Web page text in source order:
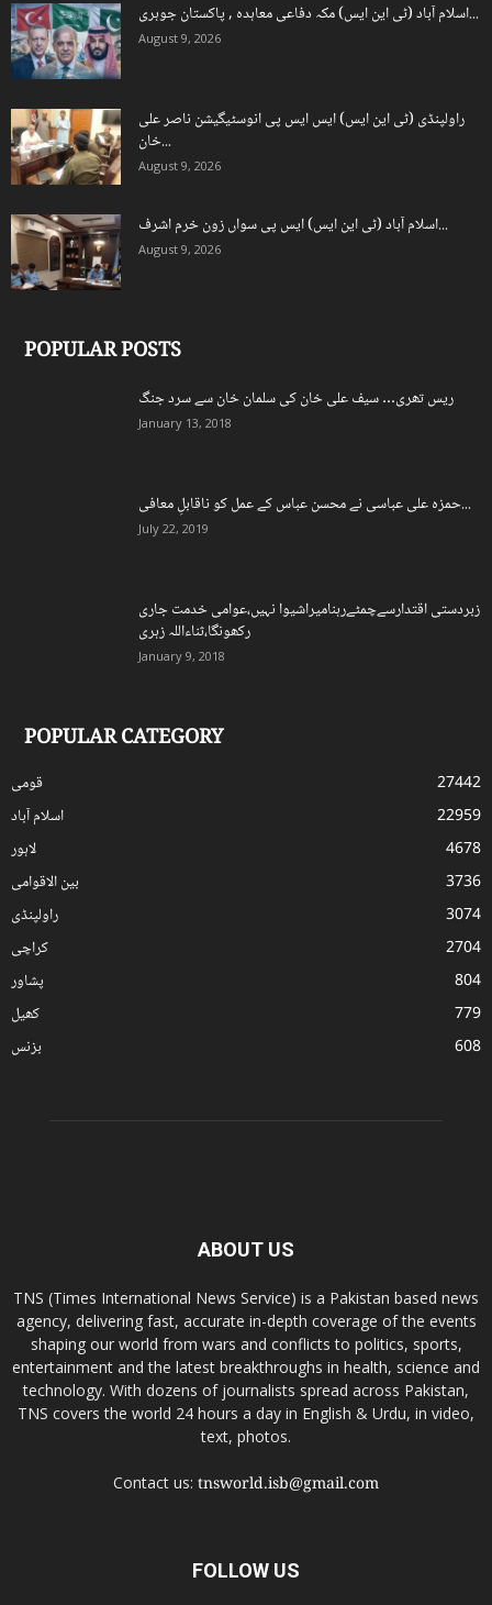
اسلام آباد (ٹی این ایس) مکہ دفاعی معاہدہ , پاکستان جوہری...
August 9, 2026
راولپنڈی (ٹی این ایس) ایس ایس پی انوسٹیگیشن ناصر علی
خان...
August 9, 2026
اسلام آباد (ٹی این ایس) ایس پی سواں زون خرم اشرف...
August 9, 2026
POPULAR POSTS
ریس تھری… سیف علی خان کی سلمان خان سے سرد جنگ
January 13, 2018
حمزہ علی عباسی نے محسن عباس کے عمل کو ناقابلِ معافی...
July 22, 2019
زبردستی اقتدارسےچمٹےرہنامیراشیوا نہیں،عوامی خدمت جاری
رکھونگا،ثناءاللہ زہری
January 9, 2018
POPULAR CATEGORY
قومی
27442
اسلام آباد
22959
لاہور
4678
بین الاقوامی
3736
راولپنڈی
3074
کراچی
2704
پشاور
804
کھیل
779
بزنس
608
ABOUT US
TNS (Times International News Service) is a Pakistan based news
agency, delivering fast, accurate in-depth coverage of the events
shaping our world from wars and conflicts to politics, sports,
entertainment and the latest breakthroughs in health, science and
technology. With dozens of journalists spread across Pakistan,
TNS covers the world 24 hours a day in English & Urdu, in video,
text, photos.
Contact us: tnsworld.isb@gmail.com
FOLLOW US